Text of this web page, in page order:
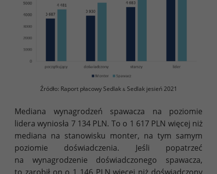
Źródło: Raport płacowy Sedlak &Sedlak jesień 2021
Mediana wynagrodzeń spawacza na poziomie
lidera wyniosła 7 134 PLN. To o 1 617 PLN więcej niż
mediana na stanowisku monter, na tym samym
poziomie doświadczenia. Jeśli popatrzeć
na wynagrodzenie doświadczonego spawacza,